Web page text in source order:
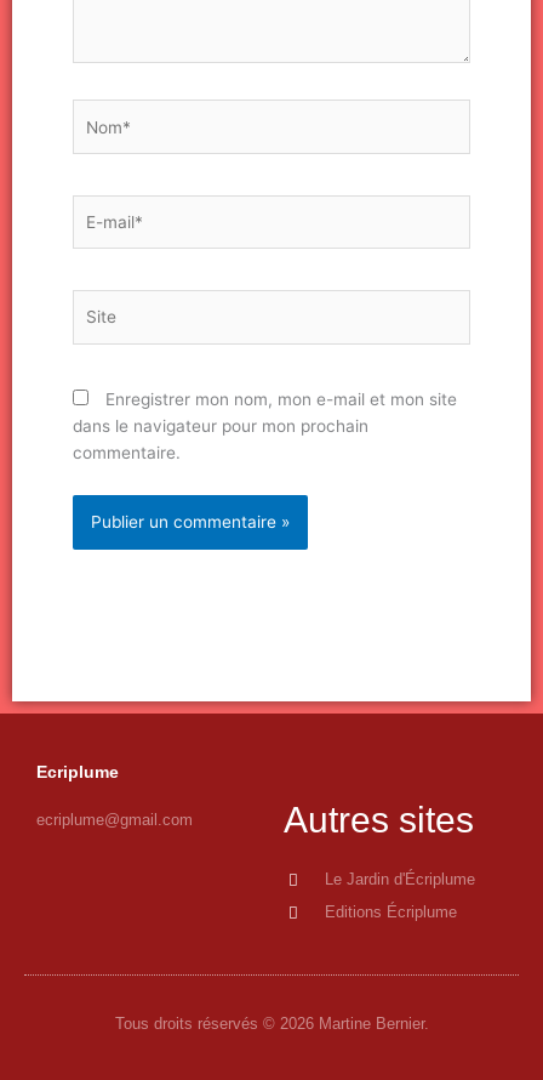
mail*
Enregistrer mon nom, mon e-mail et mon site
dans le navigateur pour mon prochain
commentaire.
Ecriplume
ecriplume@gmail.com Autres sites
Le Jardin d'Écriplume
Editions Écriplume
Tous droits réservés © 2026 Martine Bernier.